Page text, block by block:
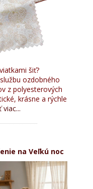
šiť?
ozdobného
z polyesterových
krásne a rýchle
viac...
na Veľkú noc